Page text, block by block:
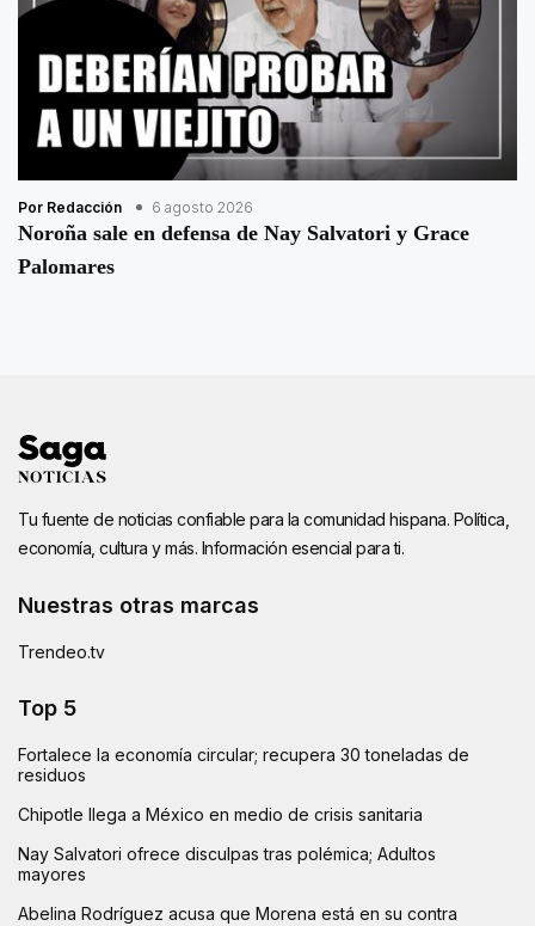
Por Redacción 6 agosto 2026
Noroña sale en defensa de Nay Salvatori y Grace
Palomares
Tu fuente de noticias confiable para la comunidad hispana. Política,
economía, cultura y más. Información esencial para ti.
Nuestras otras marcas
Trendeo.tv
Top 5
Fortalece la economía circular; recupera 30 toneladas de
residuos
Chipotle llega a México en medio de crisis sanitaria
Nay Salvatori ofrece disculpas tras polémica; Adultos
mayores
Abelina Rodríguez acusa que Morena está en su contra